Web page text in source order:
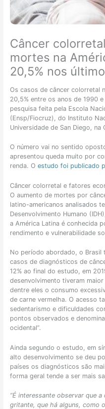
Câncer
mortes na
20,5% nos
Os casos de câncer colorretal
20,5% entre os anos de 1990
pesquisa feita pela Escola
(Ensp/Fiocruz), do Instituto
Universidade de San Diego, na
O número vai no sentido
apresentou queda muito por
renda. O estudo foi publicado
Câncer colorretal e fatores
O aumento de mortes por
latino-americanos analisados
Desenvolvimento Humano
a América Latina é conhecida
rendimento e vulnerabilidade
No período abordado, o Brasil
casos de diagnósticos de
12% ao final do estudo, em
desenvolvimento tiveram
dentre eles o consumo
de carne vermelha. O acesso
sedentarismo e dificuldades
pontos observados e
ocidental”.
Ainda segundo o estudo, em
alto desenvolvimento se deu
países os diagnósticos são
forma geral tende a ser mais
“É interessante observar que
gritante, que há alguns, como
m
p
e
n
t
e
s
d
o
s
s
o
u
f
r
á
e
i
s
:
c
o
m
o
e
i
t
o